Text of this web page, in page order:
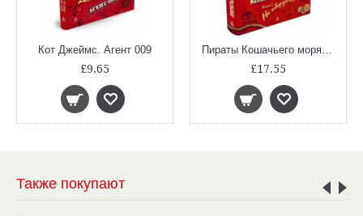
Кот Джеймс. Агент 009
£9.65 £17.55
Также покупают